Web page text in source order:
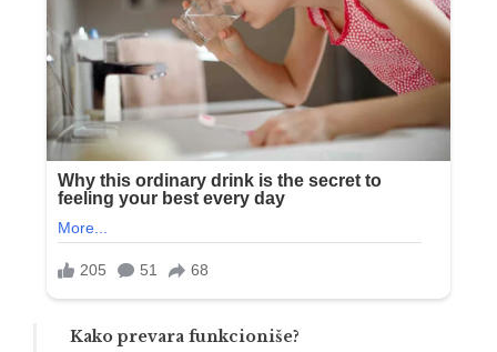
Kako prevara funkcioniše?